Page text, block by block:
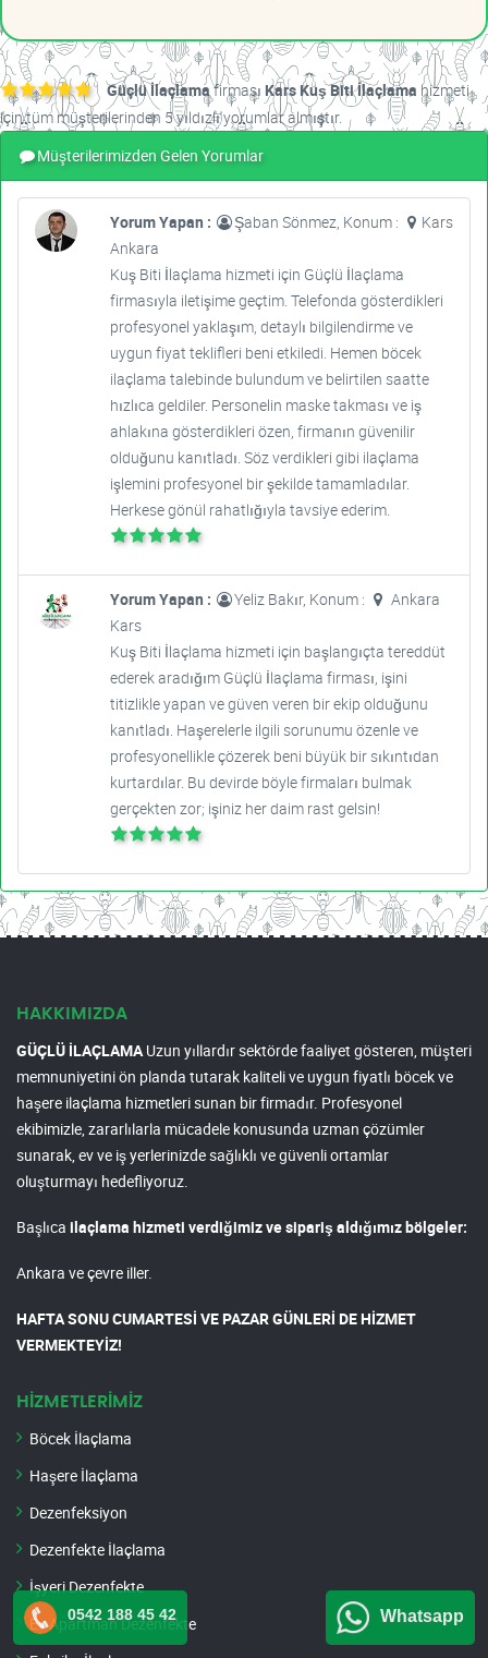
Güçlü İlaçlamafirması Kars Kuş Biti İlaçlama hizmeti
için tüm müşterilerinden 5 yıldızlı yorumlar almıştır.
Müşterilerimizden Gelen Yorumlar
Yorum Yapan : Şaban Sönmez, Konum :
Kars
Ankara
Kuş Biti İlaçlama hizmeti için Güçlü İlaçlama
firmasıyla iletişime geçtim. Telefonda gösterdikleri
profesyonel yaklaşım, detaylı bilgilendirme ve
uygun fiyat teklifleri beni etkiledi. Hemen böcek
ilaçlama talebinde bulundum ve belirtilen saatte
hızlıca geldiler. Personelin maske takması ve iş
ahlakına gösterdikleri özen, firmanın güvenilir
olduğunu kanıtladı. Söz verdikleri gibi ilaçlama
işlemini profesyonel bir şekilde tamamladılar.
Herkese gönül rahatlığıyla tavsiye ederim.
Yorum Yapan : Yeliz Bakır, Konum :
Ankara
Kars
Kuş Biti İlaçlama hizmeti için başlangıçta tereddüt
ederek aradığım Güçlü İlaçlama firması, işini
titizlikle yapan ve güven veren bir ekip olduğunu
kanıtladı. Haşerelerle ilgili sorunumu özenle ve
profesyonellikle çözerek beni büyük bir sıkıntıdan
kurtardılar. Bu devirde böyle firmaları bulmak
gerçekten zor; işiniz her daim rast gelsin!
HAKKIMIZDA
GÜÇLÜ İLAÇLAMAUzun yıllardır sektörde faaliyet gösteren, müşteri
memnuniyetini ön planda tutarak kaliteli ve uygun fiyatlı böcek ve
haşere ilaçlama hizmetleri sunan bir firmadır. Profesyonel
ekibimizle, zararlılarla mücadele konusunda uzman çözümler
sunarak, ev ve iş yerlerinizde sağlıklı ve güvenli ortamlar
oluşturmayı hedefliyoruz.
Başlıca ilaçlama hizmeti verdiğimiz ve sipariş aldığımız bölgeler:
Ankara ve çevre iller.
HAFTA SONU CUMARTESİ VE PAZAR GÜNLERİ DE HİZMET
VERMEKTEYİZ!
HİZMETLERİMİZ
Böcek İlaçlama
Haşere İlaçlama
Dezenfeksiyon
Dezenfekte İlaçlama
İşyeri Dezenfekte
Ev Apartman Dezenfekte
0542 188 45 42 Whatsapp